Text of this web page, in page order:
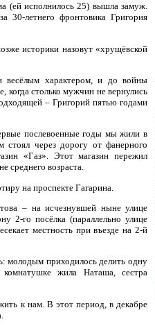
(ей исполнилось 25) вышла замуж.
30-летнего фронтовика Григория
историки назовут «хрущёвской
весёлым характером, и до войны
когда столько мужчин не вернулись
– Григорий пятью годами
послевоенные годы мы жили в
стоял через дорогу от фанерного
«Газ». Этот магазин пережил
среднего возраста.
на проспекте Гагарина.
– на исчезнувшей ныне улице
2-го посёлка (параллельно улице
местность при въезде на 2-й
молодым приходилось делить одну
жила Наташа, сестра
к нам. В этот период, в декабре